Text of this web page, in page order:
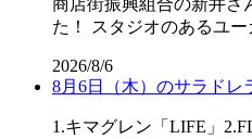
商店街振興組合の新井さ
た！ スタジオのあるユ
2026/8/6
8月6日（木）のサラドレ
1.キマグレン「LIFE」